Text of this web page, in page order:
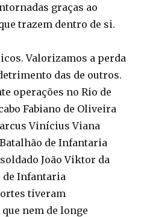
graças ao
trazem dentro de si.
Valorizamos a perda
das de outros.
operações no Rio de
Fabiano de Oliveira
Vinícius Viana
de Infantaria
João Viktor da
de Infantaria
tiveram
nem de longe